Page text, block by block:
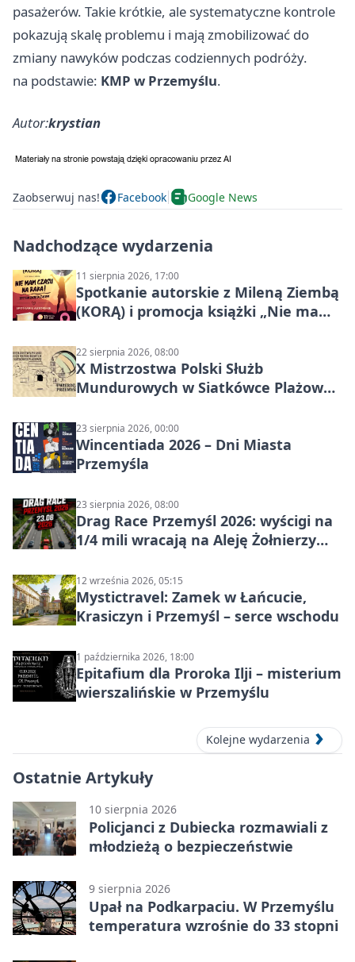
pasażerów. Takie krótkie, ale systematyczne kontrole
pokazują skalę problemu i mają zmobilizować do
zmiany nawyków podczas codziennych podróży.
na podstawie: KMP w Przemyślu.
Autor:krystian
Zaobserwuj nas! Facebook Google News
Nadchodzące wydarzenia
11 sierpnia 2026, 17:00
Spotkanie autorskie z Mileną Ziembą
(KORĄ) i promocja książki „Nie mam
22 sierpnia 2026, 08:00
X Mistrzostwa Polski Służb
Mundurowych w Siatkówce Plażowej
23 sierpnia 2026, 00:00
Wincentiada 2026 – Dni Miasta
Przemyśla
23 sierpnia 2026, 08:00
Drag Race Przemyśl 2026: wyścigi na
1/4 mili wracają na Aleję Żołnierzy
12 września 2026, 05:15
Mystictravel: Zamek w Łańcucie,
Krasiczyn i Przemyśl – serce wschodu
1 października 2026, 18:00
Epitafium dla Proroka Ilji – misterium
wierszalińskie w Przemyślu
Kolejne wydarzenia
Ostatnie Artykuły
10 sierpnia 2026
Policjanci z Dubiecka rozmawiali z
młodzieżą o bezpieczeństwie
9 sierpnia 2026
Upał na Podkarpaciu. W Przemyślu
temperatura wzrośnie do 33 stopni